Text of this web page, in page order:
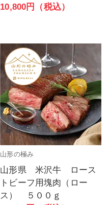
10,800円（税込）
山形の極み
山形県 米沢牛 ロース
トビーフ用塊肉（ロー
ス） ５００ｇ